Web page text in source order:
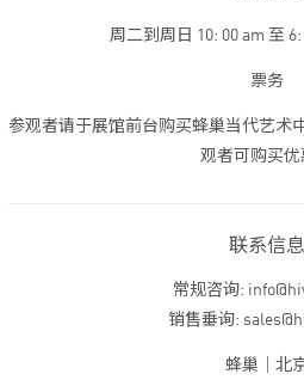
周二到周日 10: 00 am 至
票务
参观者请于展馆前台购买蜂巢当代艺术
观者可购买优
联系信息
常规咨询:
销售垂询:
蜂巢｜北